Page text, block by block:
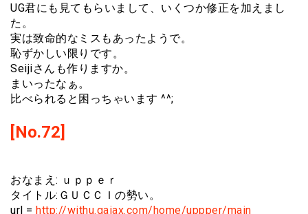
UG君にも見てもらいまして、いくつか修正を加えまし
た。
実は致命的なミスもあったようで。
恥ずかしい限りです。
Seijiさんも作りますか。
まいったなぁ。
比べられると困っちゃいます ^^;
[No.72]
おなまえ: ｕｐｐｅｒ
タイトル:ＧＵＣＣＩの勢い。
url = http://withu.gaiax.com/home/uppper/main